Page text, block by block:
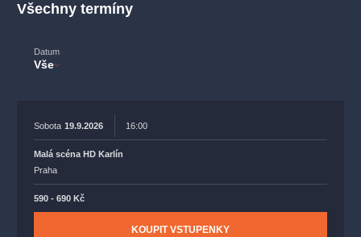
Všechny termíny
Datum
Vše
Sobota 19.9.2026 16:00
Malá scéna HD Karlín
Praha
590 - 690 Kč
KOUPIT VSTUPENKY
národnídivadlo činohra